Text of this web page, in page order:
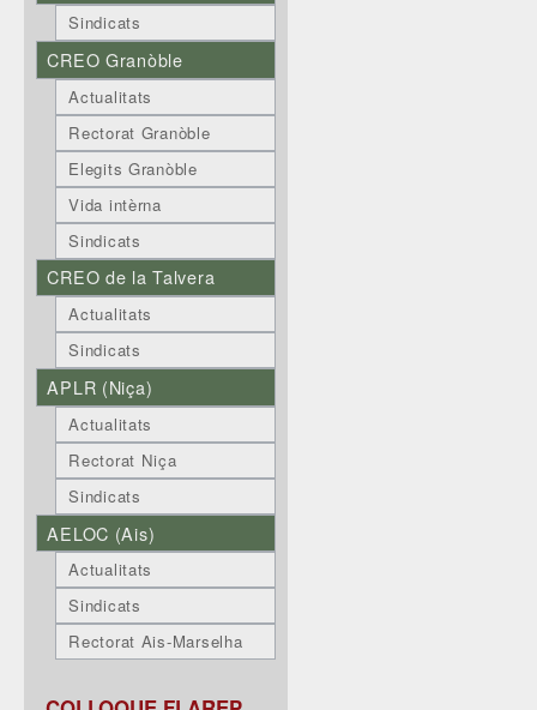
Sindicats
CREO Granòble
Actualitats
Rectorat Granòble
Elegits Granòble
Vida intèrna
Sindicats
CREO de la Talvera
Actualitats
Sindicats
APLR (Niça)
Actualitats
Rectorat Niça
Sindicats
AELOC (Ais)
Actualitats
Sindicats
Rectorat Ais-Marselha